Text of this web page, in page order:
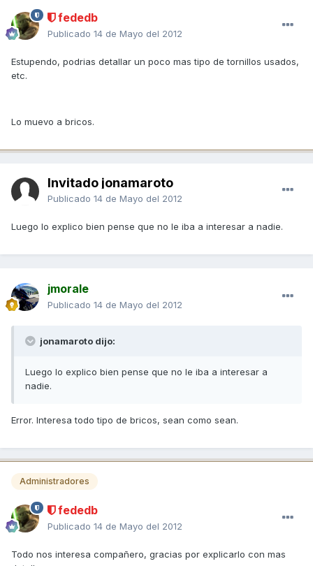
fededb
Publicado 14 de Mayo del 2012
Estupendo, podrias detallar un poco mas tipo de tornillos usados,
etc.
Lo muevo a bricos.
Invitado jonamaroto
Publicado 14 de Mayo del 2012
Luego lo explico bien pense que no le iba a interesar a nadie.
jmorale
Publicado 14 de Mayo del 2012
jonamaroto dijo:
Luego lo explico bien pense que no le iba a interesar a
nadie.
Error. Interesa todo tipo de bricos, sean como sean.
Administradores
fededb
Publicado 14 de Mayo del 2012
Todo nos interesa compañero, gracias por explicarlo con mas